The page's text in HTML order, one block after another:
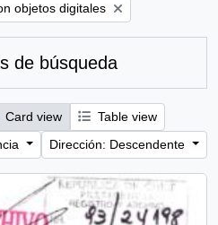
filter:
objetos digitales
de búsqueda
Card view
Table view
Dirección: Descendente